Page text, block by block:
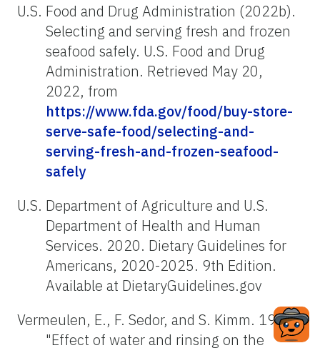
U.S. Food and Drug Administration (2022b).
Selecting and serving fresh and frozen
seafood safely. U.S. Food and Drug
Administration. Retrieved May 20,
2022, from
https://www.fda.gov/food/buy-store-
serve-safe-food/selecting-and-
serving-fresh-and-frozen-seafood-
safely
U.S. Department of Agriculture and U.S.
Department of Health and Human
Services. 2020. Dietary Guidelines for
Americans, 2020-2025. 9th Edition.
Available at DietaryGuidelines.gov
Vermeulen, E., F. Sedor, and S. Kimm. 1983.
"Effect of water and rinsing on the